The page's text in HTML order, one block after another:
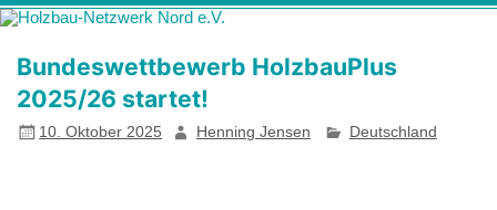
Zum
Inhalt
Holzbau-
Netzwerk Nord
e.V.
Förderung von Bildung im Themenfeld "Holz als klimafreundlicher
Bundeswettbewerb HolzbauPlus
2025/26 startet!
10. Oktober 2025 Henning Jensen Deutschland